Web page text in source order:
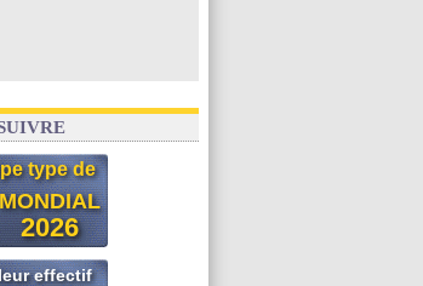
type de
MONDIAL
2026
effectif